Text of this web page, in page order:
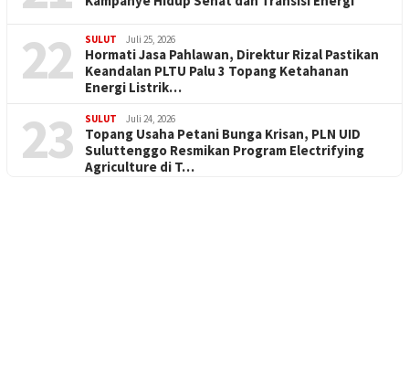
22 SULUT Juli 25, 2026
Hormati Jasa Pahlawan, Direktur Rizal Pastikan
Keandalan PLTU Palu 3 Topang Ketahanan
Energi Listrik…
23 SULUT Juli 24, 2026
Topang Usaha Petani Bunga Krisan, PLN UID
Suluttenggo Resmikan Program Electrifying
Agriculture di T…